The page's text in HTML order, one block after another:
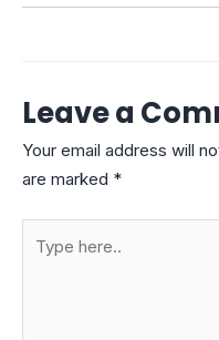
Leave a
Your email address will
are marked *
here..